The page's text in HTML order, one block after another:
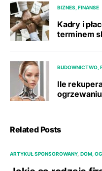
BIZNES, FINANSE
Kadry i
terminem
BUDOWNICTWO,
Ile
Related Posts
ARTYKUŁ SPONSOROWANY DOM,